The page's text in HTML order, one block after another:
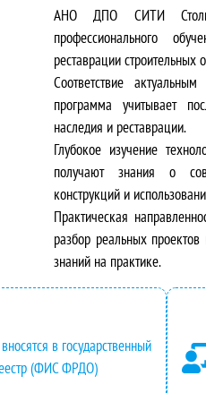
в
о
н
а
ч
а
л
ь
а
у
щ
а
я
ц
е
н
а
АНО ДПО СИТИ
профессионального
реставрации
Соответствие
программа учитывает
наследия и реставрации.
Глубокое изучение
получают знания о
конструкций и
Практическая
разбор реальных
знаний на практике.
в государственный
(ФИС ФРДО)